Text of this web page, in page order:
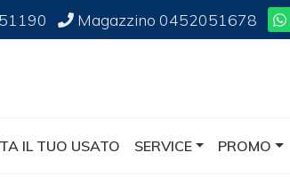
Magazzino 0452051678
IL TUO USATO SERVICE PROMO